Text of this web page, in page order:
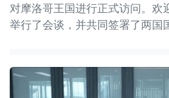
对摩洛哥王国进行正式访问。欢
举行了会谈，并共同签署了两国